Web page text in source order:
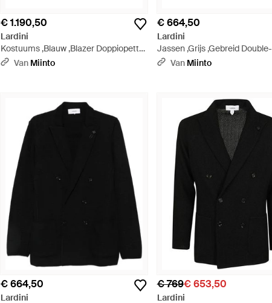
€ 1.190,50
Lardini
Kostuums ,Blauw ,Blazer Doppiopetto
- Blauw
Van Miinto
€ 664,50
Lardini
Jassen ,Grijs ,Gebreid Double-
Breasted Blazer - Grijs
Van Miinto
€ 664,50
Lardini
€ 769€ 653,50
Lardini